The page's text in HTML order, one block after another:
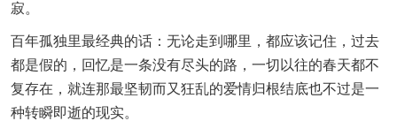
寂。
百年孤独里最经典的话：无论走到哪里，都应该记住，过去
都是假的，回忆是一条没有尽头的路，一切以往的春天都不
复存在，就连那最坚韧而又狂乱的爱情归根结底也不过是一
种转瞬即逝的现实。